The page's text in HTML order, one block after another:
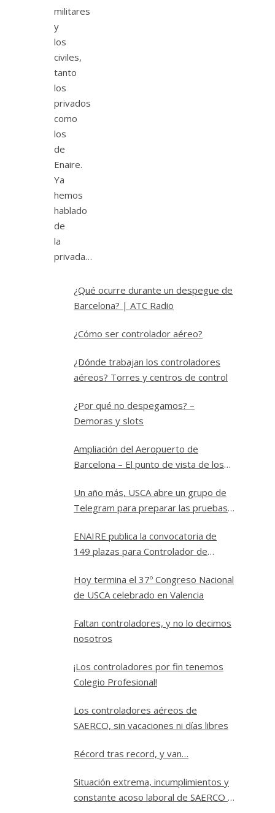
militares
y
los
civiles,
tanto
los
privados
como
los
de
Enaire.
Ya
hemos
hablado
de
la
privada…
¿Qué ocurre durante un despegue de
Barcelona? | ATC Radio
¿Cómo ser controlador aéreo?
¿Dónde trabajan los controladores
aéreos? Torres y centros de control
¿Por qué no despegamos? –
Demoras y slots
Ampliación del Aeropuerto de
Barcelona – El punto de vista de los
Un año más, USCA abre un grupo de
Telegram para preparar las pruebas
ENAIRE publica la convocatoria de
149 plazas para Controlador de
Hoy termina el 37º Congreso Nacional
de USCA celebrado en Valencia
Faltan controladores, y no lo decimos
nosotros
¡Los controladores por fin tenemos
Colegio Profesional!
Los controladores aéreos de
SAERCO, sin vacaciones ni días libres
Récord tras record, y van…
Situación extrema, incumplimientos y
constante acoso laboral de SAERCO a